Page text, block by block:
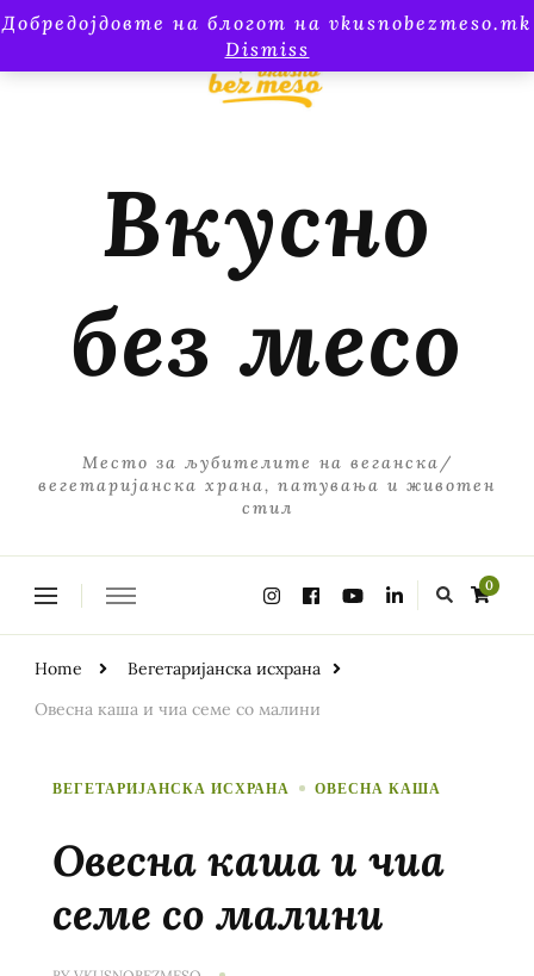
Добредојдовте на блогот на vkusnobezmeso.mk
Dismiss
Вкусно
без месо
Место за љубителите на веганска/
вегетаријанска храна, патувања и животен
стил
0
Home
Вегетаријанска исхрана
Овесна каша и чиа семе со малини
ВЕГЕТАРИЈАНСКА ИСХРАНА ОВЕСНА КАША
Овесна каша и чиа
семе со малини